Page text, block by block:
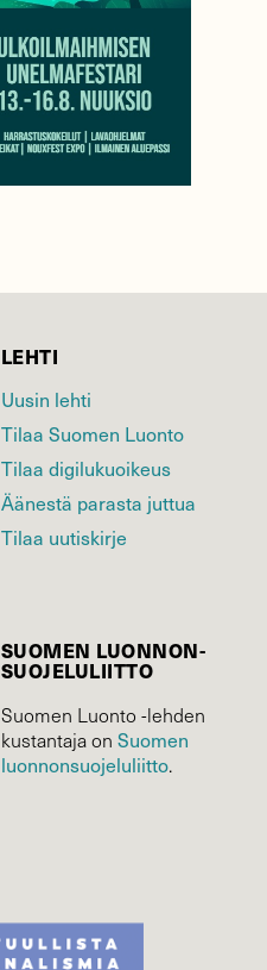
LEHTI
Uusin lehti
Tilaa Suomen Luonto
Tilaa digilukuoikeus
Äänestä parasta juttua
Tilaa uutiskirje
SUOMEN LUONNON­
SUOJELU­LIITTO
Suomen Luonto -lehden
kustantaja on Suomen
luonnonsuojelu­liitto.